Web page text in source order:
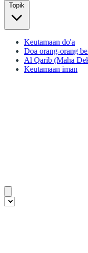
Topik
Keutamaan do'a
Doa orang-orang
Al Qarib (Maha
Keutamaan iman